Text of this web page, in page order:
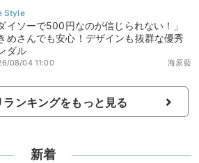
イソーで500円なのが信じられない！」
めさんでも安心！デザインも抜群な優秀
ダル
海原藍
08/04 11:00
ランキングをもっと見る
新着